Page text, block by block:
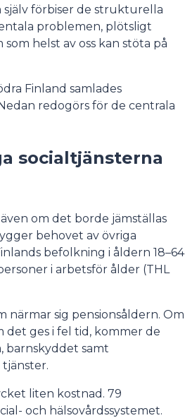
förbiser de strukturella
problemen, plötsligt
helst av oss kan stöta på
Finland samlades
redogörs för de centrala
socialtjänsterna
om det borde jämställas
behovet av övriga
befolkning i åldern 18–64
i arbetsför ålder (THL
närmar sig pensionsåldern. Om
ges i fel tid, kommer de
barnskyddet samt
tjänster.
liten kostnad. 79
och hälsovårdssystemet.